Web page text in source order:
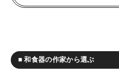
■ 和食器の作家から選ぶ